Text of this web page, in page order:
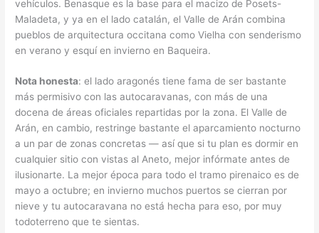
vehículos. Benasque es la base para el macizo de Posets-
Maladeta, y ya en el lado catalán, el Valle de Arán combina
pueblos de arquitectura occitana como Vielha con senderismo
en verano y esquí en invierno en Baqueira.
Nota honesta: el lado aragonés tiene fama de ser bastante
más permisivo con las autocaravanas, con más de una
docena de áreas oficiales repartidas por la zona. El Valle de
Arán, en cambio, restringe bastante el aparcamiento nocturno
a un par de zonas concretas — así que si tu plan es dormir en
cualquier sitio con vistas al Aneto, mejor infórmate antes de
ilusionarte. La mejor época para todo el tramo pirenaico es de
mayo a octubre; en invierno muchos puertos se cierran por
nieve y tu autocaravana no está hecha para eso, por muy
todoterreno que te sientas.